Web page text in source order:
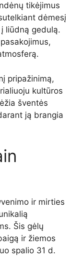
tikėjimus
dėmesį
liūdną gedulą.
pripažinimą,
kultūros
šventės
ją brangia
ir mirties
Šis gėlų
ir žiemos
spalio 31 d.